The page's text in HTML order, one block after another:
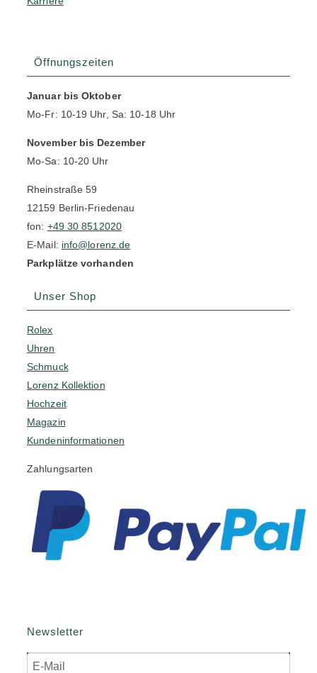
Öffnungszeiten
Januar bis Oktober
Mo-Fr: 10-19 Uhr, Sa: 10-18 Uhr
November bis Dezember
Mo-Sa: 10-20 Uhr
Rheinstraße 59
12159 Berlin-Friedenau
fon: +49 30 8512020
E-Mail: info@lorenz.de
Parkplätze vorhanden
Unser Shop
Rolex
Uhren
Schmuck
Lorenz Kollektion
Hochzeit
Magazin
Kundeninformationen
Zahlungsarten
Newsletter